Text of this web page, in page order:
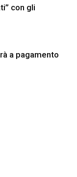
con gli
a pagamento